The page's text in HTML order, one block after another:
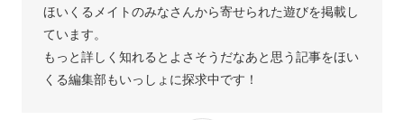
ほいくるメイトのみなさんから寄せられた遊びを掲載し
ています。
もっと詳しく知れるとよさそうだなあと思う記事をほい
くる編集部もいっしょに探求中です！